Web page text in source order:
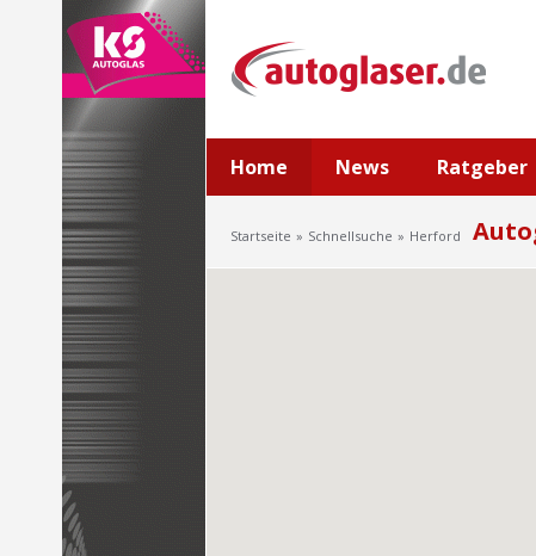
Home News Ratgeber
Startseite Schnellsuche Herford